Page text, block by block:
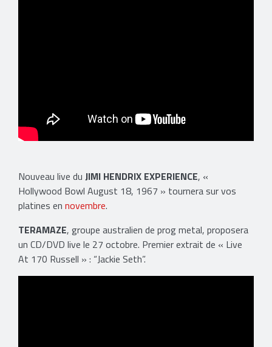
Nouveau live du JIMI HENDRIX EXPERIENCE, «
Hollywood Bowl August 18, 1967 » tournera sur vos
platines en novembre.
TERAMAZE, groupe australien de prog metal, proposera
un CD/DVD live le 27 octobre. Premier extrait de « Live
At 170 Russell » : “Jackie Seth”.